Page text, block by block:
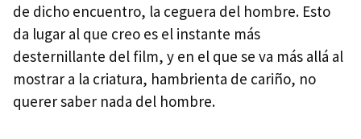
de dicho encuentro, la ceguera del hombre. Esto
da lugar al que creo es el instante más
desternillante del film, y en el que se va más allá al
mostrar a la criatura, hambrienta de cariño, no
querer saber nada del hombre.